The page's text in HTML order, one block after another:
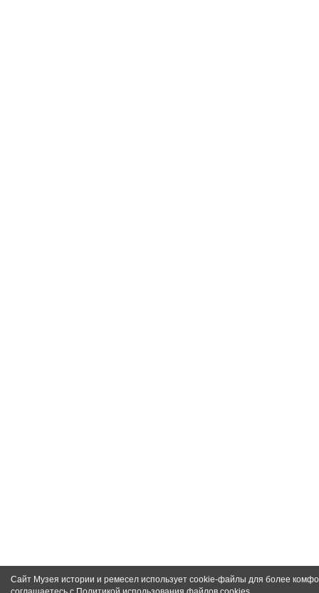
Сайт Музея истории и ремесел использует cookie-файлы для более